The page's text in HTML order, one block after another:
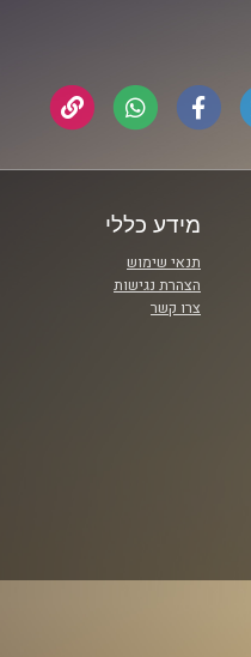
מידע כללי
תנאי שימוש
הצהרת נגישות
צרו קשר